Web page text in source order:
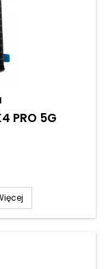
PRO 5G